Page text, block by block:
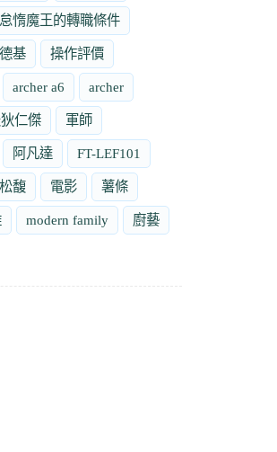
怠惰魔王的轉職條件
基 操作評價
archer a6 archer
仁傑 軍師
阿凡達 FT-LEF101
馥 電影 薯條
modern family 廚藝